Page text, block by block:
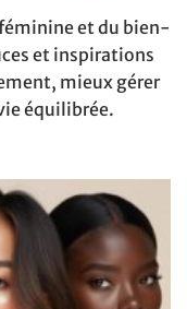
et du bien-
et inspirations
mieux gérer
équilibrée.